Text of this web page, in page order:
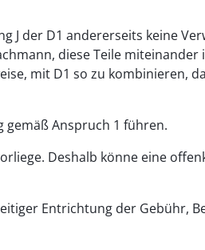
der D1 andererseits keine
diese Teile miteinander
mit D1 so zu kombinieren,
Anspruch 1 führen.
Deshalb könne eine
Entrichtung der Gebühr,